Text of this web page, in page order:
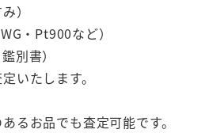
）
・Pt900など）
別書）
いたします。
るお品でも査定可能です。